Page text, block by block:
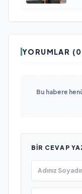
YORUMLAR
Bu habere
BIR CEVAP